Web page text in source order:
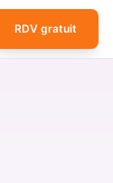
RDV gratuit